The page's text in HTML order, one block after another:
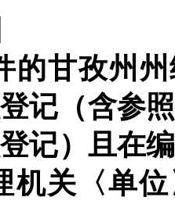
的甘孜州
记（含参
记）且在
机关 〈单位